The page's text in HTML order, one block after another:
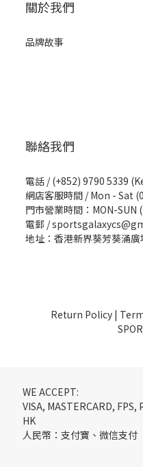
關於我們
品牌故事
聯絡我們
電話 / (+852) 9790 5339
網店客服時間 / Mon - Sat
門市營業時間：MON-SUN
電郵 /
地址：香港新界葵芳葵涌
Return Policy|
WE ACCEPT:
VISA, MASTERCARD, FPS,
HK
人民幣：支付寶、微信支付